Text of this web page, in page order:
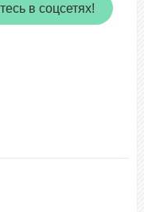
в соцсетях!